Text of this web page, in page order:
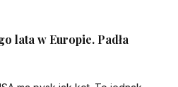
lata w Europie. Padła